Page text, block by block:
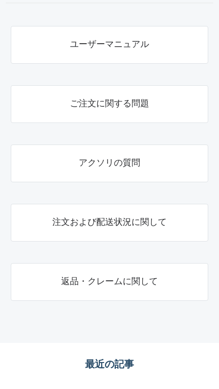
ユーザーマニュアル
ご注文に関する問題
アクソリの質問
注文および配送状況に関して
返品・クレームに関して
最近の記事